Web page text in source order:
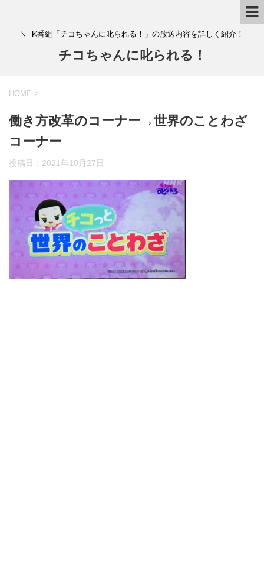
NHK番組「チコちゃんに叱られる！」の放送内容を詳しく紹介！
チコちゃんに叱られる！
HOME >
働き方改革のコーナー→世界のことわざ
コーナー
投稿日： 2021年10月27日